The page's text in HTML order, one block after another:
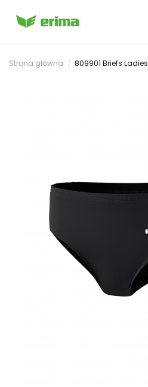
Strona główna 809901 Briefs Ladies